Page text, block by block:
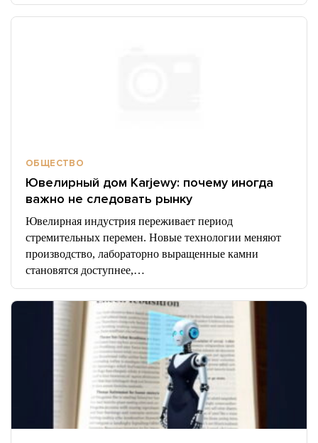
ОБЩЕСТВО
Ювелирный дом Karjewy: почему иногда
важно не следовать рынку
Ювелирная индустрия переживает период
стремительных перемен. Новые технологии меняют
производство, лабораторно выращенные камни
становятся доступнее,…